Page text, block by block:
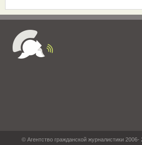
© Агентство гражданской журналистики